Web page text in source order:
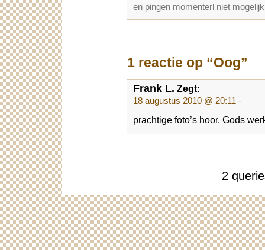
en pingen momenterl niet
1 reactie op “Oog”
Frank L. Zegt:
18 augustus 2010 @ 20:11 -
prachtige foto’s hoor. Gods
2